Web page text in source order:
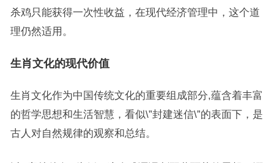
杀鸡只能获得一次性收益，在现代经济管理中，这个道
理仍然适用。
生肖文化的现代价值
生肖文化作为中国传统文化的重要组成部分,蕴含着丰富
的哲学思想和生活智慧，看似\”封建迷信\”的表面下，是
古人对自然规律的观察和总结。